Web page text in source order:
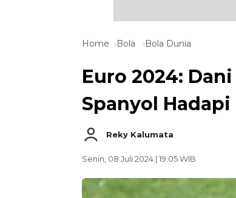
Home Bola Bola Dunia
Euro 2024:
Spanyol
Reky Kalumata
Senin, 08 Juli 2024 | 19:05 WIB